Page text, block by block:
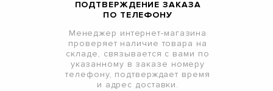
ПОДТВЕРЖДЕНИЕ ЗАКАЗА
ПО ТЕЛЕФОНУ
Менеджер интернет-магазина
проверяет наличие товара на
складе, связывается с вами по
указанному в заказе номеру
телефону, подтверждает время
и адрес доставки.